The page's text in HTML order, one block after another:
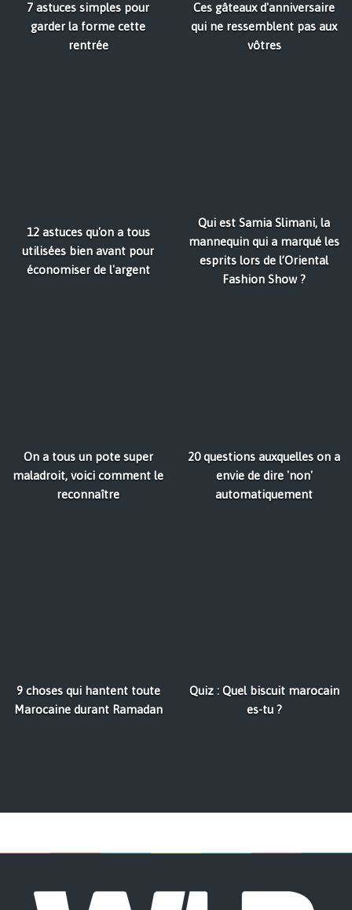
7 astuces simples pour
garder la forme cette
rentrée
Ces gâteaux d'anniversaire
qui ne ressemblent pas aux
vôtres
12 astuces qu'on a tous
utilisées bien avant pour
économiser de l'argent
Qui est Samia Slimani, la
mannequin qui a marqué les
esprits lors de l’Oriental
Fashion Show ?
On a tous un pote super
maladroit, voici comment le
reconnaître
20 questions auxquelles on a
envie de dire 'non'
automatiquement
9 choses qui hantent toute
Marocaine durant Ramadan
Quiz : Quel biscuit marocain
es-tu ?